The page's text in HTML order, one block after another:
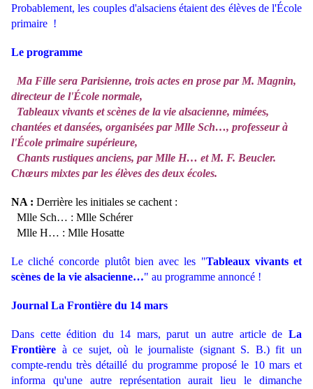
Probablement, les couples d'alsaciens étaient des élèves de l'École
primaire !
Le programme
Ma Fille sera Parisienne, trois actes en prose par M. Magnin,
directeur de l'École normale,
Tableaux vivants et scènes de la vie alsacienne, mimées,
chantées et dansées, organisées par Mlle Sch…, professeur à
l'École primaire supérieure,
Chants rustiques anciens, par Mlle H… et M. F. Beucler.
Chœurs mixtes par les élèves des deux écoles.
NA : Derrière les initiales se cachent :
Mlle Sch… : Mlle Schérer
Mlle H… : Mlle Hosatte
Le cliché concorde plutôt bien avec les "Tableaux vivants et
scènes de la vie alsacienne…" au programme annoncé !
Journal La Frontière du 14 mars
Dans cette édition du 14 mars, parut un autre article de La
Frontière à ce sujet, où le journaliste (signant S. B.) fit un
compte-rendu très détaillé du programme proposé le 10 mars et
informa qu'une autre représentation aurait lieu le dimanche